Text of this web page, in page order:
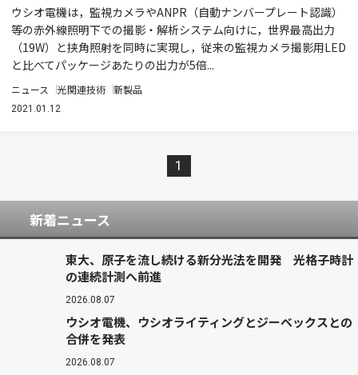
ウシオ電機は，監視カメラやANPR（自動ナンバープレート認識）
等の赤外線照明下での撮影・解析システム向けに，世界最高出力
（19W）と挟角照射を同時に実現し，従来の監視カメラ撮影用LED
と比べてパッケージあたりの出力が5倍...
ニュース 光関連技術 新製品
2021.01.12
1
新着ニュース
東大、原子を流し続ける新分光法を開発 光格子時計
の連続計測へ前進
2026.08.07
ウシオ電機、ウシオライティングとジーベックスとの
合併を発表
2026.08.07